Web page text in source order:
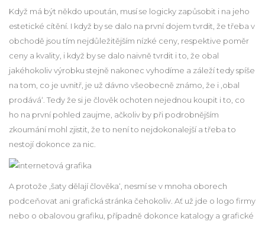
Když má být někdo upoután, musí se logicky zapůsobit i na jeho
estetické cítění. I když by se dalo na první dojem tvrdit, že třeba v
obchodě jsou tím nejdůležitějším nízké ceny, respektive poměr
ceny a kvality, i když by se dalo naivně tvrdit i to, že obal
jakéhokoliv výrobku stejně nakonec vyhodíme a záleží tedy spíše
na tom, co je uvnitř, je už dávno všeobecně známo, že i ‚obal
prodává‘. Tedy že si je člověk ochoten nejednou koupit i to, co
ho na první pohled zaujme, ačkoliv by při podrobnějším
zkoumání mohl zjistit, že to není to nejdokonalejší a třeba to
nestojí dokonce za nic.
A protože ‚šaty dělají člověka‘, nesmí se v mnoha oborech
podceňovat ani grafická stránka čehokoliv. Ať už jde o logo firmy
nebo o obalovou grafiku, případně dokonce katalogy a grafické